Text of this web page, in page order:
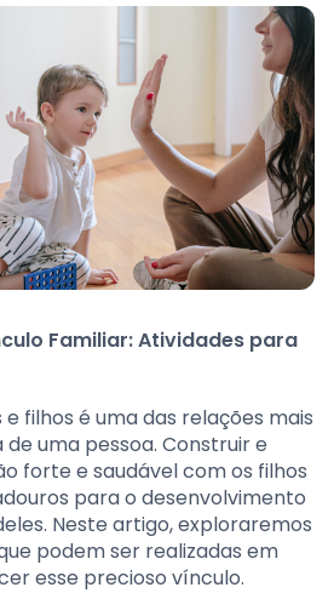
Familiar: Atividades para
filhos é uma das relações mais
uma pessoa. Construir e
forte e saudável com os filhos
para o desenvolvimento
Neste artigo, exploraremos
podem ser realizadas em
esse precioso vínculo.